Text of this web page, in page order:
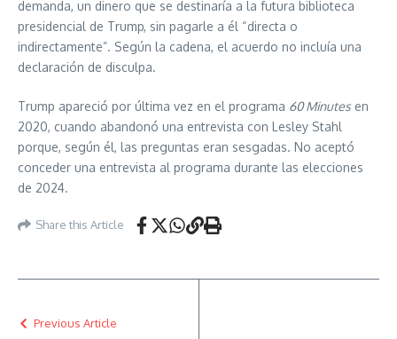
demanda, un dinero que se destinaría a la futura biblioteca
presidencial de Trump, sin pagarle a él “directa o
indirectamente”. Según la cadena, el acuerdo no incluía una
declaración de disculpa.
Trump apareció por última vez en el programa 60 Minutes en
2020, cuando abandonó una entrevista con Lesley Stahl
porque, según él, las preguntas eran sesgadas. No aceptó
conceder una entrevista al programa durante las elecciones
de 2024.
Share this Article
Previous Article